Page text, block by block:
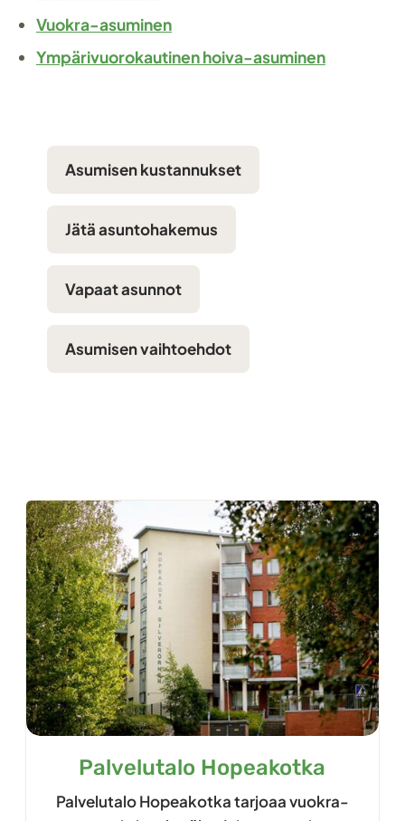
Vuokra-asuminen
Ympärivuorokautinen hoiva-asuminen
Asumisen kustannukset
Jätä asuntohakemus
Vapaat asunnot
Asumisen vaihtoehdot
Palvelutalo Hopeakotka
Palvelutalo Hopeakotka tarjoaa vuokra-